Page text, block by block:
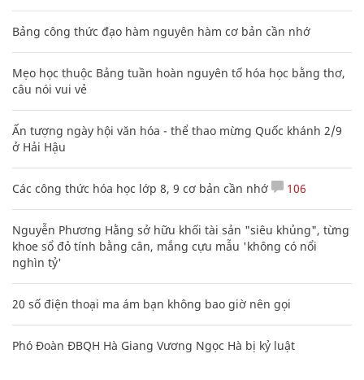
Bảng công thức đạo hàm nguyên hàm cơ bản cần nhớ
Mẹo học thuộc Bảng tuần hoàn nguyên tố hóa học bằng thơ,
câu nói vui vẻ
Ấn tượng ngày hội văn hóa - thể thao mừng Quốc khánh 2/9
ở Hải Hậu
Các công thức hóa học lớp 8, 9 cơ bản cần nhớ 106
Nguyễn Phương Hằng sở hữu khối tài sản "siêu khủng", từng
khoe sổ đỏ tính bằng cân, mắng cựu mẫu 'không có nổi
nghìn tỷ'
20 số điện thoại ma ám bạn không bao giờ nên gọi
Phó Đoàn ĐBQH Hà Giang Vương Ngọc Hà bị kỷ luật